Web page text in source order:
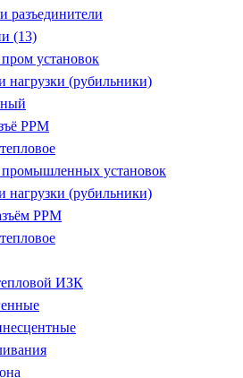
разъединители
(13)
установок
нагрузки (рубильники)
РРМ
промышленных установок
нагрузки (рубильники)
РРМ
ИЗК